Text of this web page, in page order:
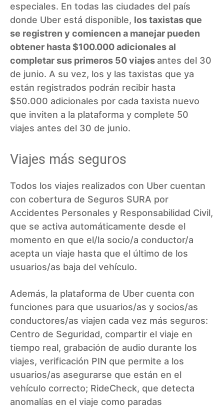
especiales. En todas las ciudades del país
donde Uber está disponible, los taxistas que
se registren y comiencen a manejar pueden
obtener hasta $100.000 adicionales al
completar sus primeros 50 viajes antes del 30
de junio. A su vez, los y las taxistas que ya
están registrados podrán recibir hasta
$50.000 adicionales por cada taxista nuevo
que inviten a la plataforma y complete 50
viajes antes del 30 de junio.
Viajes más seguros
Todos los viajes realizados con Uber cuentan
con cobertura de Seguros SURA por
Accidentes Personales y Responsabilidad Civil,
que se activa automáticamente desde el
momento en que el/la socio/a conductor/a
acepta un viaje hasta que el último de los
usuarios/as baja del vehículo.
Además, la plataforma de Uber cuenta con
funciones para que usuarios/as y socios/as
conductores/as viajen cada vez más seguros:
Centro de Seguridad, compartir el viaje en
tiempo real, grabación de audio durante los
viajes, verificación PIN que permite a los
usuarios/as asegurarse que están en el
vehículo correcto; RideCheck, que detecta
anomalías en el viaje como paradas